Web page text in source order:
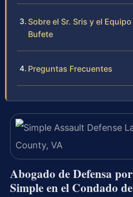
Sobre el Sr. Sris y el
Bufete
Preguntas Frecuentes
Abogado de Defensa
Simple en el Condado